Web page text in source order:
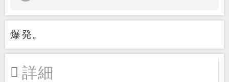
爆発。
詳細